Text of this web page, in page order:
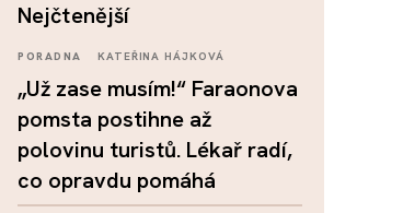
nejčtenější
PORADNA KATEŘINA HÁJKOVÁ
„Už zase musím!“ Faraonova
pomsta postihne až
polovinu turistů. Lékař radí,
co opravdu pomáhá